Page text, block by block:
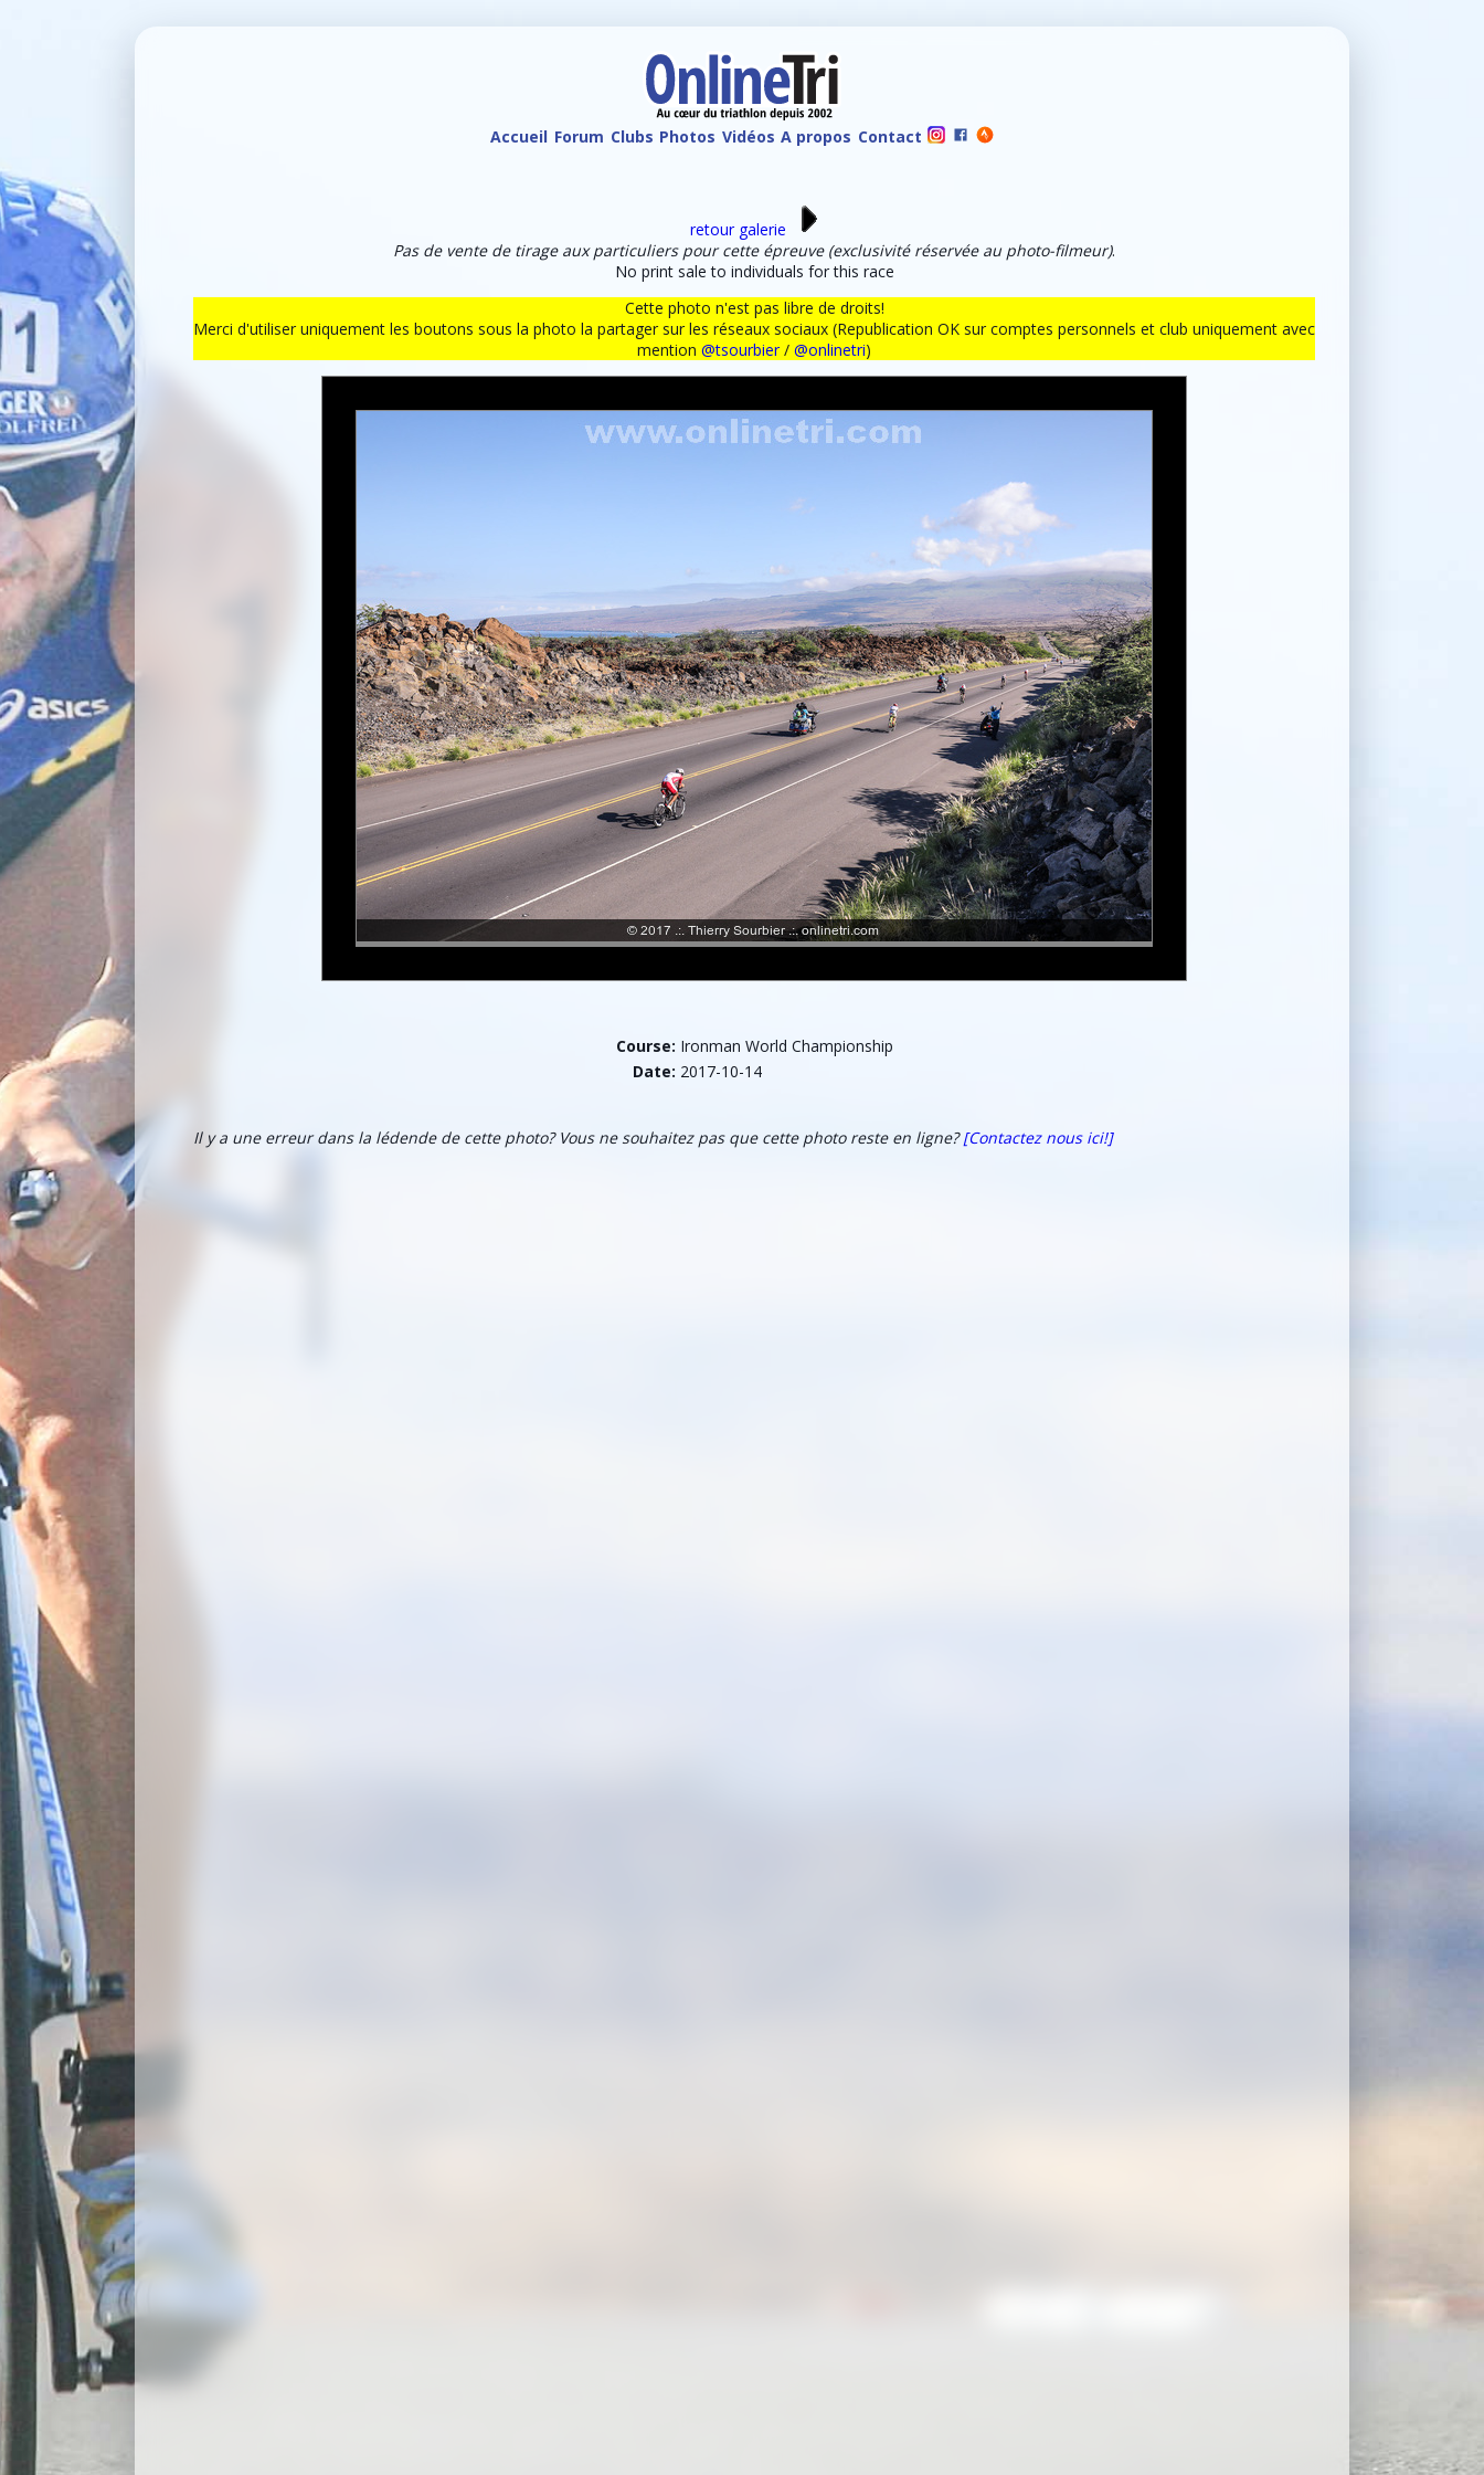
Accueil Forum Clubs Photos Vidéos A propos Contact
retour galerie
Pas de vente de tirage aux particuliers pour cette épreuve (exclusivité réservée au photo-filmeur).
No print sale to individuals for this race
Cette photo n'est pas libre de droits!
Merci d'utiliser uniquement les boutons sous la photo la partager sur les réseaux sociaux (Republication OK sur comptes personnels et club uniquement avec
mention @tsourbier/ @onlinetri)
Course: Ironman World Championship
Date: 2017-10-14
Il y a une erreur dans la lédende de cette photo? Vous ne souhaitez pas que cette photo reste en ligne?[Contactez nous ici!]